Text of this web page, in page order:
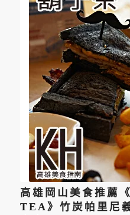
高雄岡山美食推薦
TEA》竹炭帕里尼